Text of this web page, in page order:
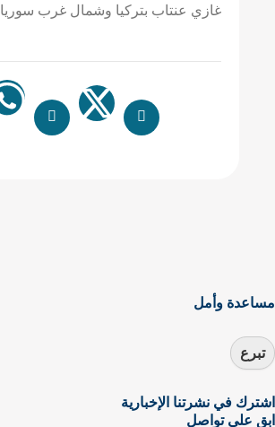
غازي عنتاب بتركيا وشمال غرب سوريا.
وأمل
تبرع
في نشرتنا الإخبارية
على تواصل